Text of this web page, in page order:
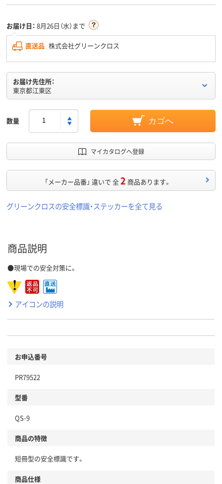
お届け日： 8月26日（水）まで
直送品 株式会社グリーンクロス
お届け先住所：
東京都江東区
数量 カゴへ
マイカタログへ登録
「メーカー品番」 違いで 全2 商品あります。
グリーンクロスの安全標識・ステッカーを全て見る
商品説明
●現場での安全対策に。
アイコンの説明
お申込番号
PR79522
型番
QS-9
商品の特徴
短冊型の安全標識です。
商品仕様